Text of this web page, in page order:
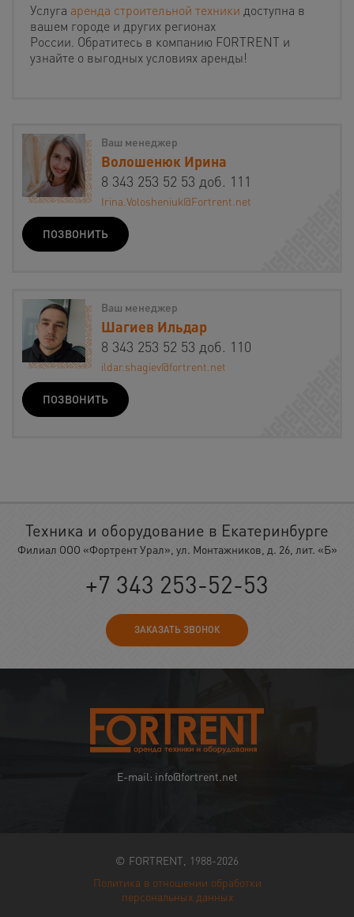
Услуга аренда строительной техники доступна в
вашем городе и других регионах
России. Обратитесь в компанию FORTRENT и
узнайте о выгодных условиях аренды!
Ваш менеджер
Волошенюк Ирина
8 343 253 52 53 доб. 111
Irina.Volosheniuk@Fortrent.net
ПОЗВОНИТЬ
Ваш менеджер
Шагиев Ильдар
8 343 253 52 53 доб. 110
ildar.shagiev@fortrent.net
ПОЗВОНИТЬ
Техника и оборудование в Екатеринбурге
Филиал ООО «Фортрент Урал», ул. Монтажников, д. 26, лит. «Б»
+7 343 253-52-53
ЗАКАЗАТЬ ЗВОНОК
E-mail: info@fortrent.net
© FORTRENT, 1988-2026
Политика в отношении обработки
персональных данных